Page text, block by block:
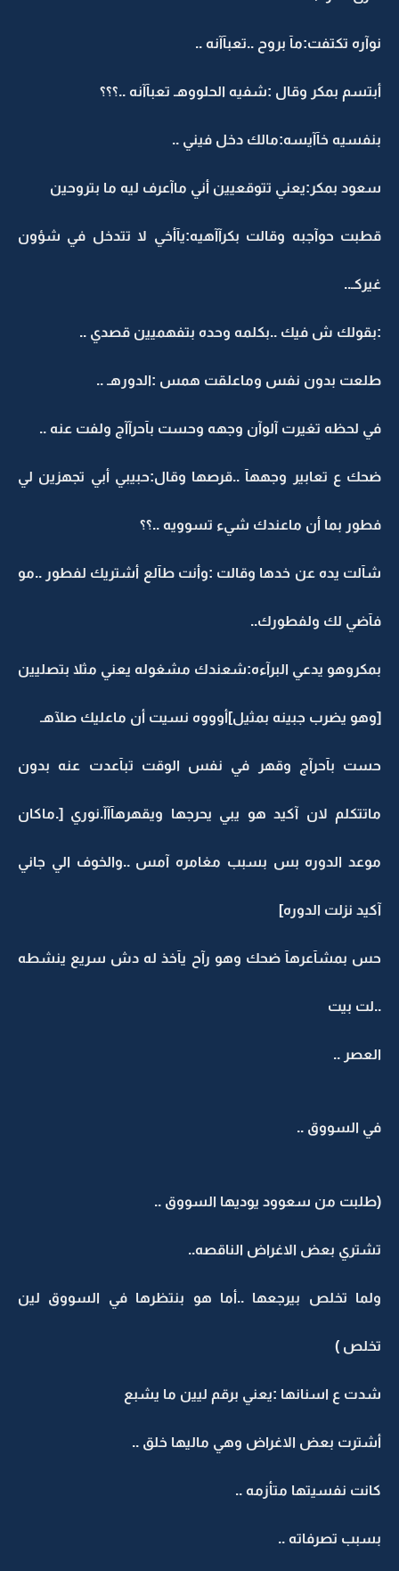
نوآره تكتفت:مآ بروح ..تعبآآنه ..
أبتسم بمكر وقال :شفيه الحلووهـ تعبآآنه ..؟؟؟
بنفسيه خآآيسه:مالك دخل فيني ..
سعود بمكر:يعني تتوقعيين أني ماآعرف ليه ما بتروحين
قطبت حوآجبه وقالت بكرآآهيه:يآأخي لا تتدخل في شؤون
غيركـ..
:بقولك ش فيك ..بكلمه وحده بتفهميين قصدي ..
طلعت بدون نفس وماعلقت همس :الدورهـ ..
في لحظه تغيرت آلوآن وجهه وحست بآحرآآج ولفت عنه ..
ضحك ع تعابير وجههآ ..قرصها وقال:حبيبي أبي تجهزين لي
فطور بما أن ماعندك شيء تسوويه ..؟؟
شآلت يده عن خدها وقالت :وأنت طآلع أشتريك لفطور ..مو
فآضي لك ولفطورك..
بمكروهو يدعي البرآءه:شعندك مشغوله يعني مثلا بتصليين
[وهو يضرب جبينه بمثيل]أوووه نسيت أن ماعليك صلآهـ
حست بآحرآج وقهر في نفس الوقت تبآعدت عنه بدون
ماتتكلم لان آكيد هو يبي يحرجها ويقهرهآآآ.نوري [.ماكان
موعد الدوره بس بسبب مغامره آمس ..والخوف الي جاني
آكيد نزلت الدوره]
حس بمشآعرهآ ضحك وهو رآح يآخذ له دش سريع ينشطه
..لت بيت
العصر ..
في السووق ..
(طلبت من سعوود يوديها السووق ..
تشتري بعض الاغراض الناقصه..
ولما تخلص بيرجعها ..أما هو بنتظرها في السووق لين
تخلص )
شدت ع اسنانها :يعني برقم ليين ما يشبع
أشترت بعض الاغراض وهي ماليها خلق ..
كانت نفسيتها متأزمه ..
بسبب تصرفاته ..